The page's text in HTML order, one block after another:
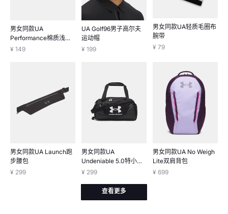
男女同款UA
Performance棉质浅口
袜-3双装
¥ 149
UA Golf96男子高尔夫
运动帽
¥ 199
男女同款UA轻质毛圈布
腕带
¥ 79
男女同款UA Launch跑
步腰包
¥ 299
男女同款UA
Undeniable 5.0特小号
旅行包
¥ 299
男女同款UA No Weigh
Lite双肩背包
¥ 699
查看更多